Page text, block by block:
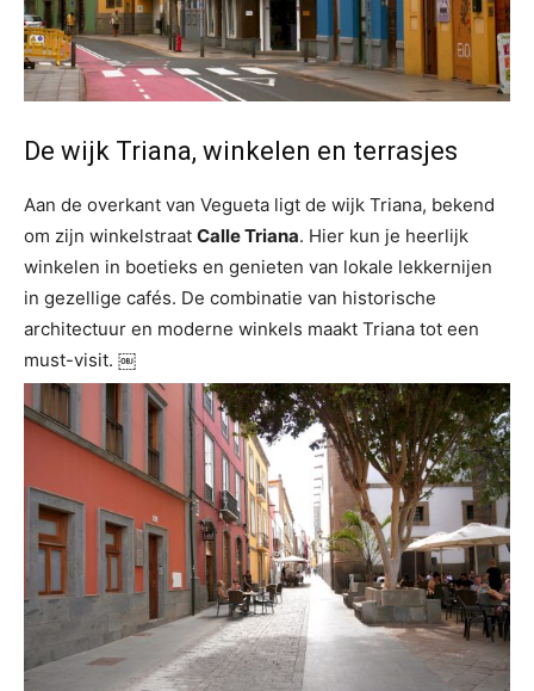
De wijk Triana, winkelen en terrasjes
Aan de overkant van Vegueta ligt de wijk Triana, bekend
om zijn winkelstraat Calle Triana. Hier kun je heerlijk
winkelen in boetieks en genieten van lokale lekkernijen
in gezellige cafés. De combinatie van historische
architectuur en moderne winkels maakt Triana tot een
must-visit. ￼